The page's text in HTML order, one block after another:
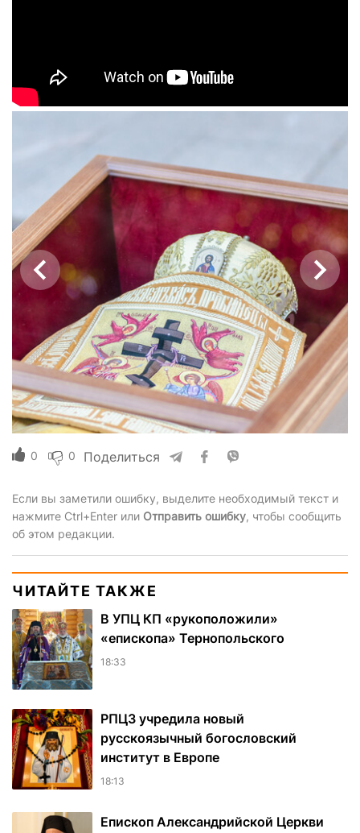
0 0 Поделиться
Если вы заметили ошибку, выделите необходимый текст и
нажмите Ctrl+Enter или Отправить ошибку, чтобы сообщить
об этом редакции.
ЧИТАЙТЕ ТАКЖЕ
В УПЦ КП «рукоположили»
«епископа» Тернопольского
18:33
РПЦЗ учредила новый
русскоязычный богословский
институт в Европе
18:13
Епископ Александрийской Церкви